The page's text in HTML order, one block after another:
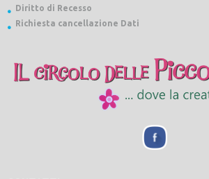
Diritto di Recesso
Richiesta cancellazione Dati